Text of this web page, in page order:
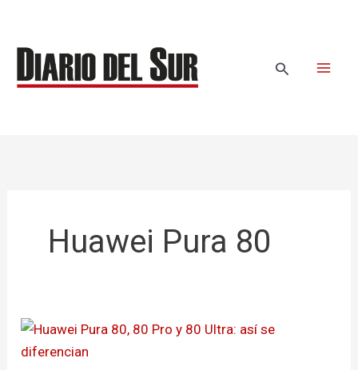
contenido
Buscar
Huawei Pura 80
Huawei
Pura